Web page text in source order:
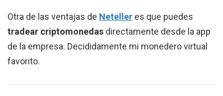
Otra de las ventajas de Neteller es que puedes
tradear criptomonedas directamente desde la app
de la empresa. Decididamente mi monedero virtual
favorito.